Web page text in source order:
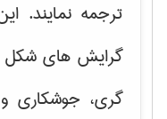
ترجمه نمایند.
گرایش های شکل
گری، جوشکاری